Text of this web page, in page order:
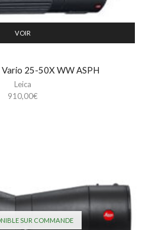
VOIR
Vario 25-50X WW ASPH
Leica
910,00€
SUR COMMANDE